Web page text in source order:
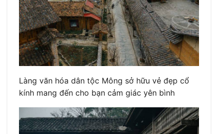
Làng văn hóa dân tộc Mông sở hữu vẻ đẹp cổ
kính mang đến cho bạn cảm giác yên bình